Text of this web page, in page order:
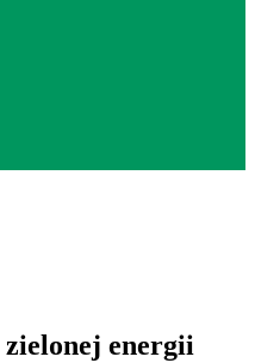
energii